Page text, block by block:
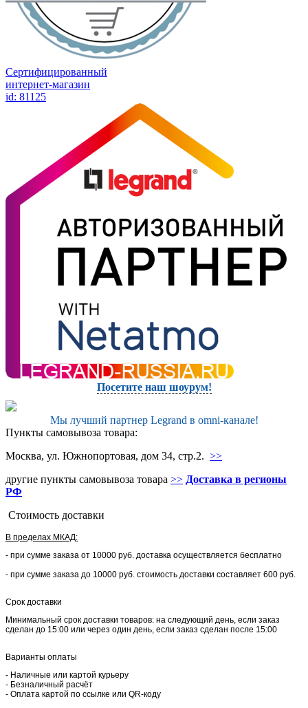
Сертифицированный
интернет-магазин
id: 81125
Посетите наш шоурум!
Мы лучший партнер Legrand в omni-канале!
Пункты самовывоза товара:
Москва, ул. Южнопортовая, дом 34, стр.2. >>
другие пункты самовывоза товара >> Доставка в регионы
РФ
Стоимость доставки
В пределах МКАД:
- при сумме заказа от 10000 руб. доставка осуществляется бесплатно
- при сумме заказа до 10000 руб. стоимость доставки составляет 600 руб.
Срок доставки
Минимальный срок доставки товаров: на следующий день, если заказ
сделан до 15:00 или через один день, если заказ сделан после 15:00
Варианты оплаты
- Наличные или картой курьеру
- Безналичный расчёт
- Оплата картой по ссылке или QR-коду